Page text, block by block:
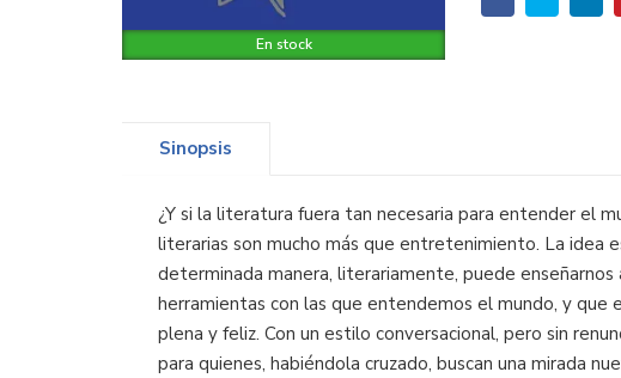
En stock
Sinopsis
¿Y si la literatura fuera tan necesaria para entender el
literarias son mucho más que entretenimiento. La idea
determinada manera, literariamente, puede
herramientas con las que entendemos el mundo, y que
plena y feliz. Con un estilo conversacional, pero sin
para quienes, habiéndola cruzado, buscan una mirada